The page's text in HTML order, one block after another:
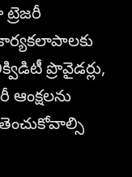
ప్రొవైడర్లు,